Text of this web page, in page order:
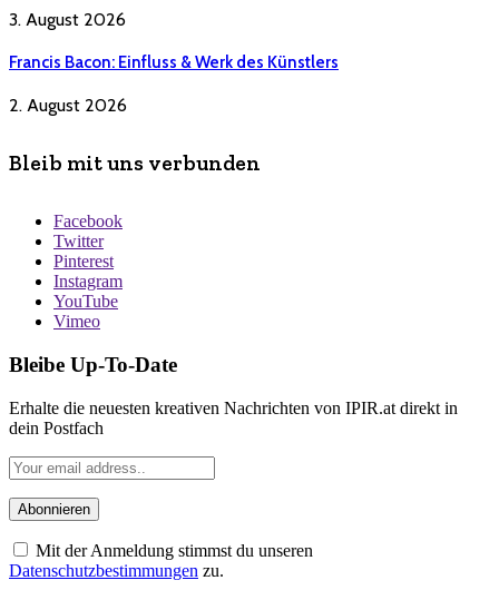
3. August 2026
Francis Bacon: Einfluss & Werk des Künstlers
2. August 2026
Bleib mit uns verbunden
Facebook
Twitter
Pinterest
Instagram
YouTube
Vimeo
Bleibe Up-To-Date
Erhalte die neuesten kreativen Nachrichten von IPIR.at direkt in
dein Postfach
Mit der Anmeldung stimmst du unseren
Datenschutzbestimmungen zu.